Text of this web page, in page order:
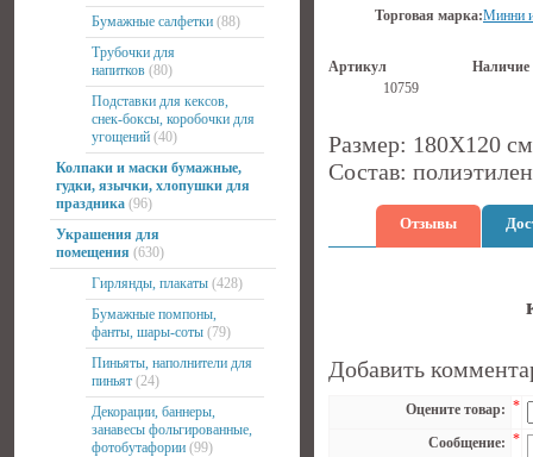
Бумажные салфетки (88)
Трубочки для
напитков (80)
Подставки для кексов,
снек-боксы, коробочки для
угощений (40)
Колпаки и маски бумажные,
гудки, язычки, хлопушки для
праздника (96)
Украшения для
помещения (630)
Гирлянды, плакаты (428)
Бумажные помпоны,
фанты, шары-соты (79)
Пиньяты, наполнители для
пиньят (24)
Декорации, баннеры,
занавесы фольгированные,
фотобутафории (99)
Торговая марка:Минни
Артикул
Наличие
10759
Размер: 180Х120
Состав:
Отзывы
Добавить
Оцените товар: *
Сообщение: *